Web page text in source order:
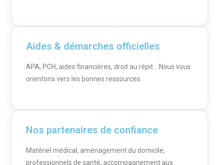
Aides & démarches officielles
APA, PCH, aides financières, droit au répit… Nous vous
orientons vers les bonnes ressources.
Nos partenaires de confiance
Matériel médical, aménagement du domicile,
professionnels de santé, accompagnement aux